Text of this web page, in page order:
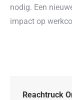
nodig. Een
impact op
Reachtruck